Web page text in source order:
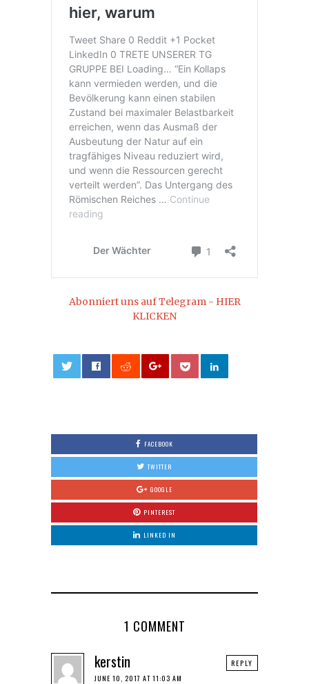
Abonniert uns auf Telegram - HIER
KLICKEN
FACEBOOK
TWITTER
GOOGLE
PINTEREST
LINKED IN
1 COMMENT
kerstin
JUNE 10, 2017 AT 11:03 AM
REPLY